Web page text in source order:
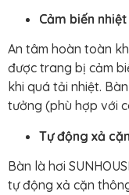
Cảm biến
An tâm hoàn toàn
được trang bị cảm
khi quá tải nhiệt.
tưởng (phù hợp với
Tự động xả
Bàn là hơi
tự động xả cặn